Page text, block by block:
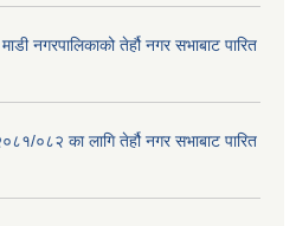
नगरपालिकाको तेर्हौ नगर सभाबाट पारित
०८२ का लागि तेर्हौ नगर सभाबाट पारित